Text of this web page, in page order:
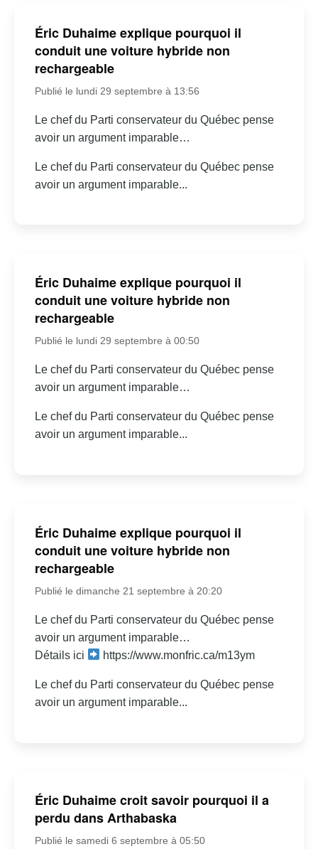
Éric Duhaime explique pourquoi il
conduit une voiture hybride non
rechargeable
Publié le lundi 29 septembre à 13:56
Le chef du Parti conservateur du Québec pense
avoir un argument imparable…
Le chef du Parti conservateur du Québec pense
avoir un argument imparable...
Éric Duhaime explique pourquoi il
conduit une voiture hybride non
rechargeable
Publié le lundi 29 septembre à 00:50
Le chef du Parti conservateur du Québec pense
avoir un argument imparable…
Le chef du Parti conservateur du Québec pense
avoir un argument imparable...
Éric Duhaime explique pourquoi il
conduit une voiture hybride non
rechargeable
Publié le dimanche 21 septembre à 20:20
Le chef du Parti conservateur du Québec pense
avoir un argument imparable…
Détails ici
https://www.monfric.ca/m13ym
Le chef du Parti conservateur du Québec pense
avoir un argument imparable...
Éric Duhaime croit savoir pourquoi il a
perdu dans Arthabaska
Publié le samedi 6 septembre à 05:50